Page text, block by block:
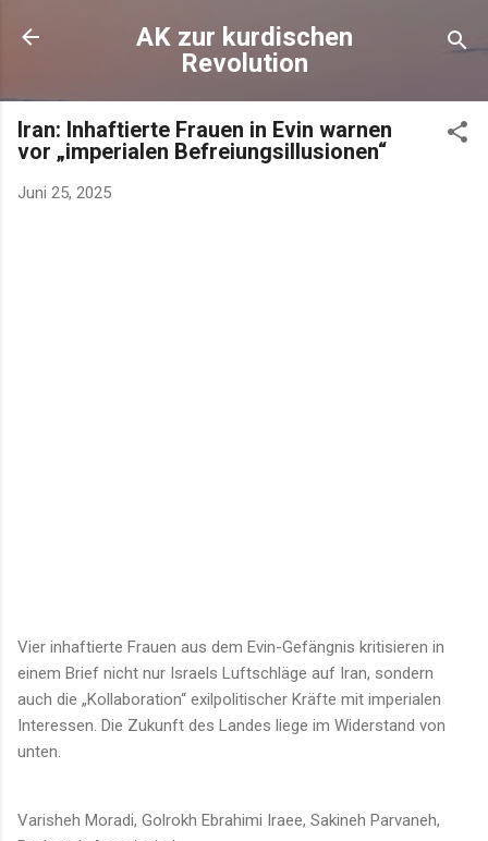
AK zur kurdischen
Revolution
Iran: Inhaftierte Frauen in Evin warnen
vor „imperialen Befreiungsillusionen“
Juni 25, 2025
Vier inhaftierte Frauen aus dem Evin-Gefängnis kritisieren in
einem Brief nicht nur Israels Luftschläge auf Iran, sondern
auch die „Kollaboration“ exilpolitischer Kräfte mit imperialen
Interessen. Die Zukunft des Landes liege im Widerstand von
unten.
Varisheh Moradi, Golrokh Ebrahimi Iraee, Sakineh Parvaneh,